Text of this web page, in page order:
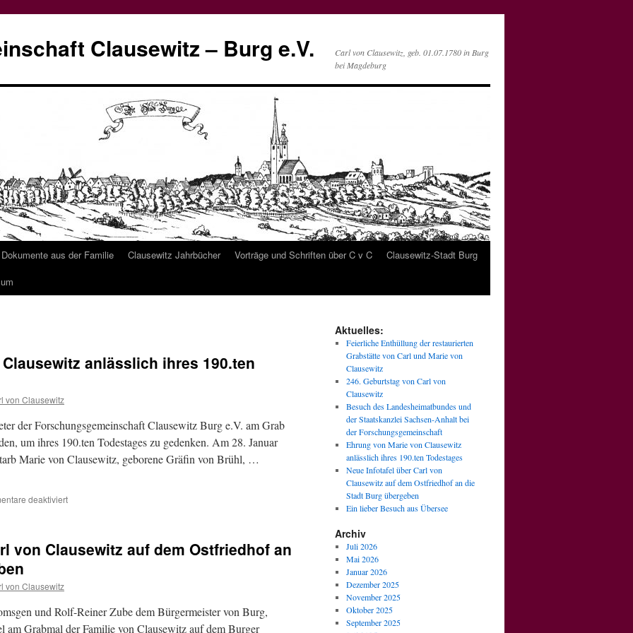
Clausewitz – Burg e.V.
Carl von Clausewitz, geb. 01.07.1780 in Burg
bei Magdeburg
Dokumente aus der Familie Clausewitz Jahrbücher Vorträge und Schriften über C v C
Clausewitz-Stadt Burg
anlässlich ihres 190.ten
von Clausewitz
der Forschungsgemeinschaft Clausewitz Burg e.V. am Grab
um ihres 190.ten Todestages zu gedenken. Am 28. Januar
Marie von Clausewitz, geborene Gräfin von Brühl, …
deaktiviertfür
von
Todestages
von Clausewitz auf dem Ostfriedhof an
von Clausewitz
und Rolf-Reiner Zube dem Bürgermeister von Burg,
am Grabmal der Familie von Clausewitz auf dem Burger
Aktuelles:
Feierliche Enthüllung der restaurierten
Grabstätte von Carl und Marie von
Clausewitz
246. Geburtstag von Carl von
Clausewitz
Besuch des Landesheimatbundes und
der Staatskanzlei Sachsen-Anhalt bei
der Forschungsgemeinschaft
Ehrung von Marie von Clausewitz
anlässlich ihres 190.ten Todestages
Neue Infotafel über Carl von
Clausewitz auf dem Ostfriedhof an die
Stadt Burg übergeben
Ein lieber Besuch aus Übersee
Archiv
Juli 2026
Mai 2026
Januar 2026
Dezember 2025
November 2025
Oktober 2025
September 2025